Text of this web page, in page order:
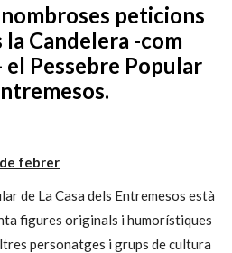
peticions
Candelera -com
Pessebre Popular
febrer
de La Casa dels Entremesos està
figures originals i humorístiques
personatges i grups de cultura